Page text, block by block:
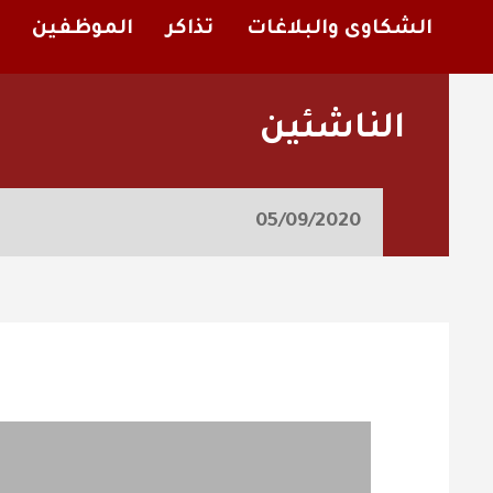
الشكاوى والبلاغات تذاكر الموظفين
الناشئين
05/09/2020